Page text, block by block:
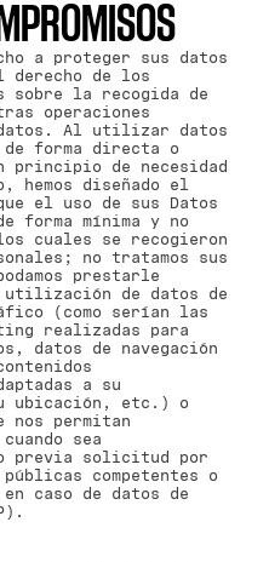
a proteger sus datos
derecho de los
sobre la recogida de
operaciones
datos. Al utilizar datos
forma directa o
principio de necesidad
diseñado el
el uso de sus Datos
forma mínima y no
cuales se recogieron
no tratamos sus
prestarle
de datos de
(como serían las
realizadas para
datos de navegación
a su
ubicación, etc.) o
nos permitan
sea
previa solicitud por
competentes o
caso de datos de